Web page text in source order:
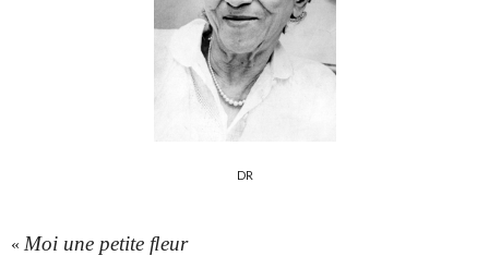
DR
« Moi une petite ﬂeur